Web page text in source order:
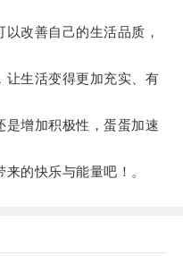
改善自己的生活品质，
生活变得更加充实、有
增加积极性，蛋蛋加速
的快乐与能量吧！。